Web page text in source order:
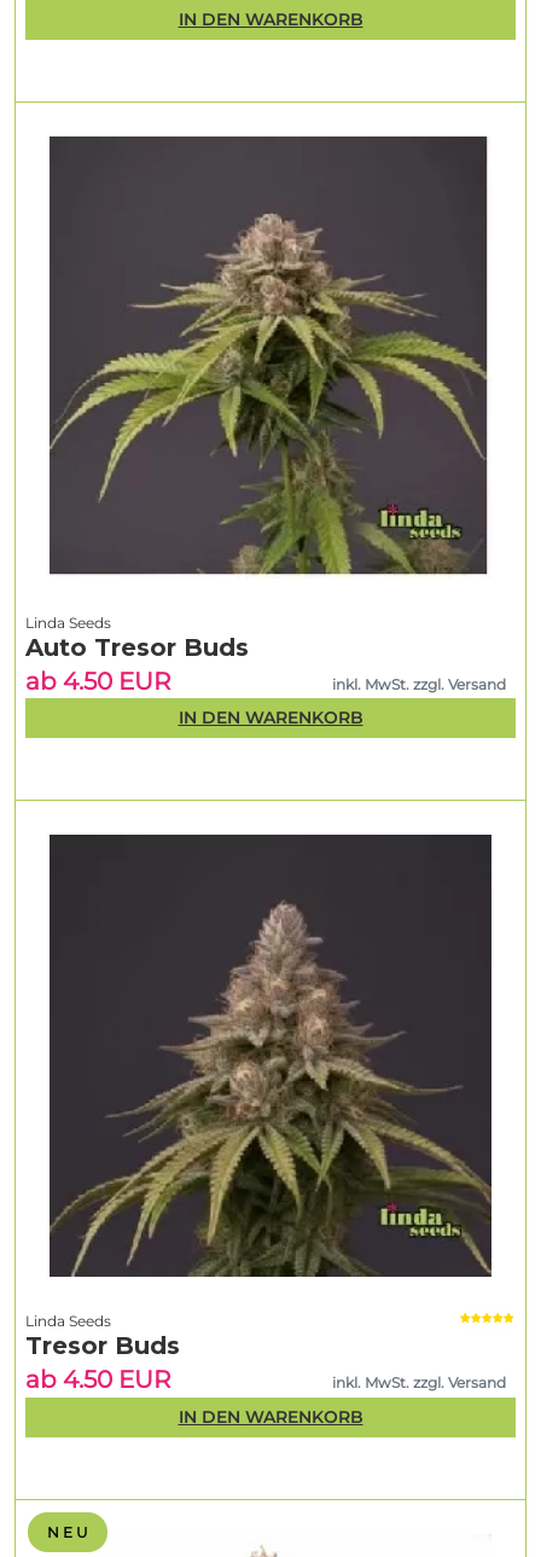
N E U
Linda Seeds
Tresor Buds
ab 4.50 EUR
inkl. MwSt. zzgl. Versand
IN DEN WARENKORB
Linda Seeds
Auto Tresor Buds
ab 4.50 EUR
inkl. MwSt. zzgl. Versand
IN DEN WARENKORB
IN DEN WARENKORB